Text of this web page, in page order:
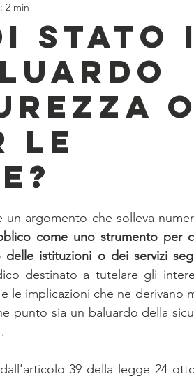
Stato
o
le
2 min
argomento che solleva
come uno strumento per
istituzioni o dei servizi
destinato a tutelare gli
le implicazioni che ne derivano
punto sia un baluardo della
39 della legge 24